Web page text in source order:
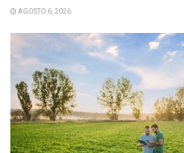
AGOSTO 6, 2026